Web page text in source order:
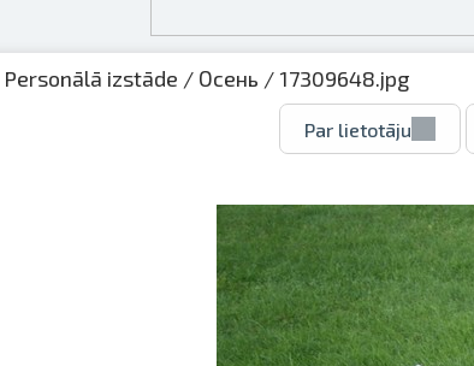
Personālā izstāde / Осень / 17309648.jpg
Par lietotāju